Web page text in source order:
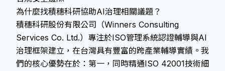
為什麼找積穗科研協助AI治理相關議題？
積穗科研股份有限公司（Winners Consulting
Services Co. Ltd.）專注於ISO管理系統認證輔導與AI
治理框架建立，在台灣具有豐富的跨產業輔導實績。我
們的核心優勢在於：第一，同時精通ISO 42001技術細